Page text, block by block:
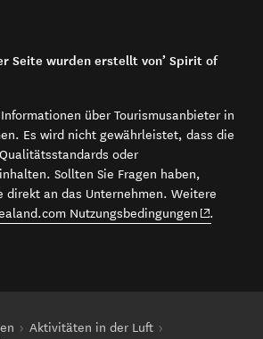
Seite wurden erstellt von’ Spirit of
über Tourismusanbieter in
Es wird nicht gewährleistet, dass die
oder
Sollten Sie Fragen haben,
direkt an das Unternehmen. Weitere
Nutzungsbedingungen (opens in
.
Aktivitäten in der Luft